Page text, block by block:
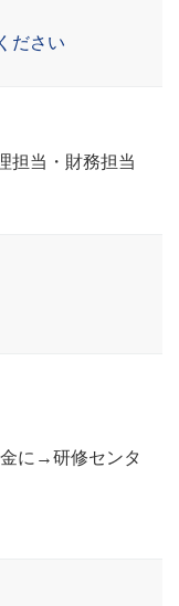
ださい
担当・財務担当
に→研修センタ